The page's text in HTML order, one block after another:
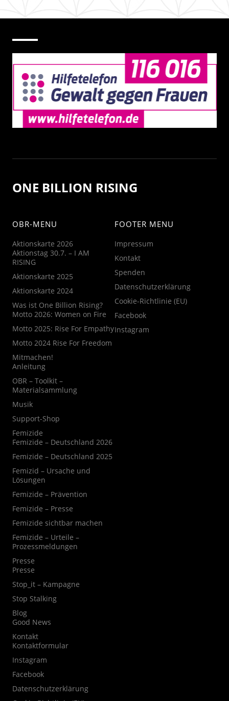
ONE BILLION RISING
OBR-MENU
Aktionskarte 2026
Aktionstag 30.7. – I AM
RISING
Aktionskarte 2025
Aktionskarte 2024
Was ist One Billion Rising?
Motto 2026: Women on Fire
Motto 2025: Rise For Empathy
Motto 2024 Rise For Freedom
Mitmachen!
Anleitung
OBR – Toolkit –
Materialsammlung
Musik
Support-Shop
Femizide
Femizide – Deutschland 2026
Femizide – Deutschland 2025
Femizid – Ursache und
Lösungen
Femizide – Prävention
Femizide – Presse
Femizide sichtbar machen
Femizide – Urteile –
Prozessmeldungen
Presse
Presse
Stop_it – Kampagne
Stop Stalking
Blog
Good News
Kontakt
Kontaktformular
Instagram
Facebook
Datenschutzerklärung
FOOTER MENU
Impressum
Kontakt
Spenden
Datenschutzerklärung
Cookie-Richtlinie (EU)
Facebook
Instagram